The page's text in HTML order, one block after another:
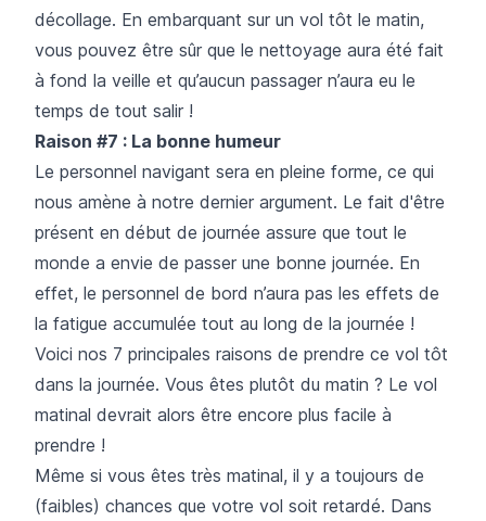
décollage. En embarquant sur un vol tôt le matin,
vous pouvez être sûr que le nettoyage aura été fait
à fond la veille et qu’aucun passager n’aura eu le
temps de tout salir !
Raison #7 : La bonne humeur
Le personnel navigant sera en pleine forme, ce qui
nous amène à notre dernier argument. Le fait d'être
présent en début de journée assure que tout le
monde a envie de passer une bonne journée. En
effet, le personnel de bord n’aura pas les effets de
la fatigue accumulée tout au long de la journée !
Voici nos 7 principales raisons de prendre ce vol tôt
dans la journée. Vous êtes plutôt du matin ? Le vol
matinal devrait alors être encore plus facile à
prendre !
Même si vous êtes très matinal, il y a toujours de
(faibles) chances que votre vol soit retardé. Dans